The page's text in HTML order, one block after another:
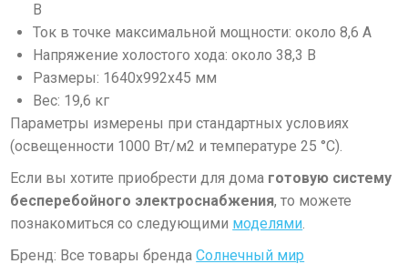
В
Ток в точке максимальной мощности: около 8,6 А
Напряжение холостого хода: около 38,3 В
Размеры: 1640х992х45 мм
Вес: 19,6 кг
Параметры измерены при стандартных условиях
(освещенности 1000 Вт/м2 и температуре 25 °С).
Если вы хотите приобрести для дома готовую систему
бесперебойного электроснабжения, то можете
познакомиться со следующими моделями.
Бренд: Все товары брендаСолнечный мир